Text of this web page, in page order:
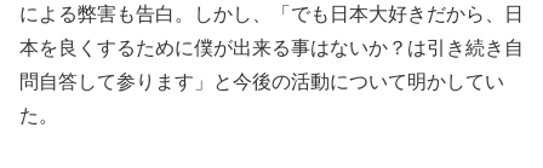
による弊害も告白。しかし、「でも日本大好きだから、日
本を良くするために僕が出来る事はないか？は引き続き自
問自答して参ります」と今後の活動について明かしてい
た。